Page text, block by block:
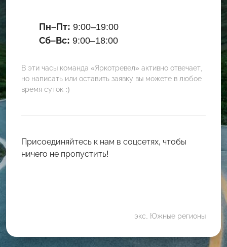
Пн–Пт: 9:00–19:00
Сб–Вс: 9:00–18:00
В эти часы команда «Яркотревел» активно отвечает,
но написать или оставить заявку вы можете в любое
время суток :)
Присоединяйтесь к нам в соцсетях, чтобы
ничего не пропустить!
экс. Южные регионы